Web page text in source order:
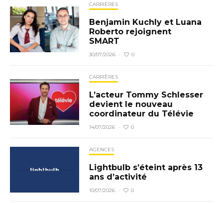
CARRIÈRES
Benjamin Kuchly et Luana
Roberto rejoignent
SMART
30/07/2026 · 0
CARRIÈRES
L’acteur Tommy Schlesser
devient le nouveau
coordinateur du Télévie
14/07/2026 · 0
AGENCES
Lightbulb s’éteint après 13
ans d’activité
10/07/2026 · 0